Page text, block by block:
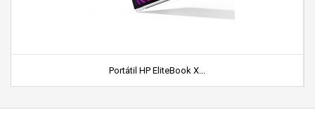
Portátil HP EliteBook X...